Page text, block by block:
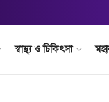
স্বাস্থ্য ও চিকিৎসা